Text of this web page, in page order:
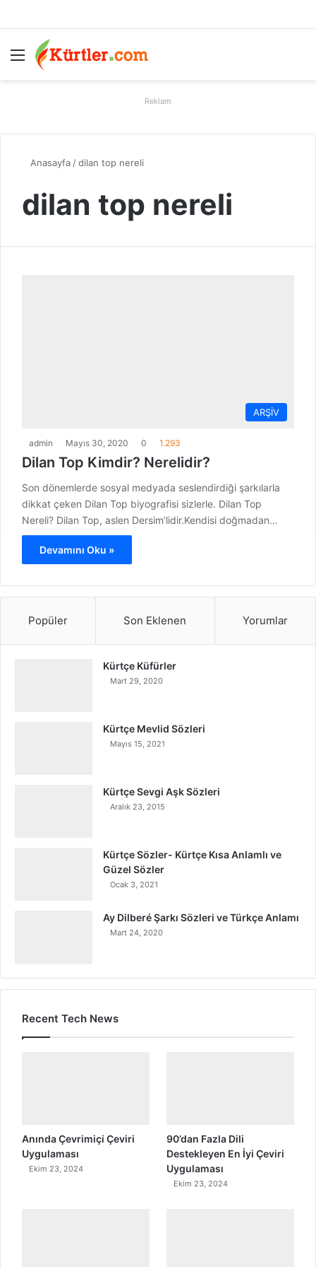
Menü
Reklam
Anasayfa /dilan top nereli
dilan top nereli
ARŞİV
admin Mayıs 30, 2020 0 1.293
Dilan Top Kimdir? Nerelidir?
Son dönemlerde sosyal medyada seslendirdiği şarkılarla
dikkat çeken Dilan Top biyografisi sizlerle. Dilan Top
Nereli? Dilan Top, aslen Dersim’lidir.Kendisi doğmadan…
Devamını Oku »
Popüler Son Eklenen Yorumlar
Kürtçe Küfürler
Mart 29, 2020
Kürtçe Mevlid Sözleri
Mayıs 15, 2021
Kürtçe Sevgi Aşk Sözleri
Aralık 23, 2015
Kürtçe Sözler- Kürtçe Kısa Anlamlı ve
Güzel Sözler
Ocak 3, 2021
Ay Dilberé Şarkı Sözleri ve Türkçe Anlamı
Mart 24, 2020
Recent Tech News
Anında Çevrimiçi Çeviri
Uygulaması
Ekim 23, 2024
90’dan Fazla Dili
Destekleyen En İyi Çeviri
Uygulaması
Ekim 23, 2024